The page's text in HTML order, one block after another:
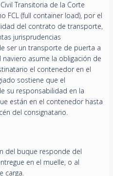
Transitoria de la Corte
FCL (full container load), por el
del contrato de transporte,
jurisprudencias
ser un transporte de puerta a
naviero asume la obligación de
el contenedor en el
sostiene que el
su responsabilidad en la
están en el contenedor hasta
del consignatario.
del buque responde del
en el muelle, o al
carga.